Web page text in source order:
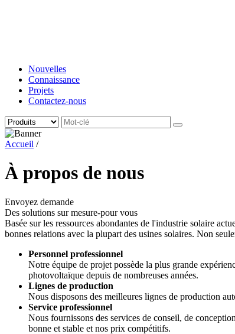
Nouvelles
Connaissance
Projets
Contactez-nous
Accueil /
À propos de nous
Envoyez demande
Des solutions sur mesure-pour vous
Basée sur les ressources abondantes de l'industrie solaire
bonnes relations avec la plupart des usines solaires. Non
Personnel professionnel
Notre équipe de projet possède la plus grande
photovoltaïque depuis de nombreuses années.
Lignes de production
Nous disposons des meilleures lignes de production
Service professionnel
Nous fournissons des services de conseil, de
bonne et stable et nos prix compétitifs.